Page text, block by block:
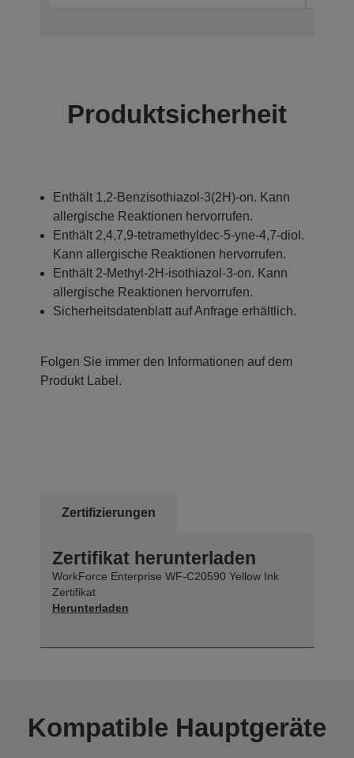
Produktsicherheit
Enthält 1,2-Benzisothiazol-3(2H)-on. Kann
allergische Reaktionen hervorrufen.
Enthält 2,4,7,9-tetramethyldec-5-yne-4,7-diol.
Kann allergische Reaktionen hervorrufen.
Enthält 2-Methyl-2H-isothiazol-3-on. Kann
allergische Reaktionen hervorrufen.
Sicherheitsdatenblatt auf Anfrage erhältlich.
Folgen Sie immer den Informationen auf dem
Produkt Label.
Zertifizierungen
Zertifikat herunterladen
WorkForce Enterprise WF-C20590 Yellow Ink
Zertifikat
Herunterladen
Kompatible Hauptgeräte